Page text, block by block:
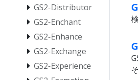
GS2-Distributor
GS2-Enchant
GS2-Enhance
GS2-Exchange
GS2-Experience